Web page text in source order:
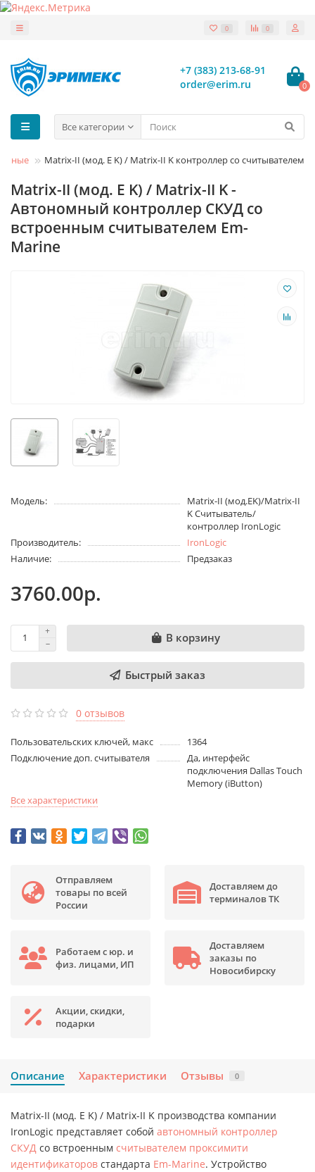
0 0
+7 (383) 213-68-91
order@erim.ru
0
Все категории
Matrix-II (мод. E K) / Matrix-II K контроллер со считывателем
Matrix-II (мод. E K) / Matrix-II K -
Автономный контроллер СКУД со
встроенным считывателем Em-
Marine
Модель:
Matrix-II (мод.EK)/Matrix-II
K Считыватель/
контроллер IronLogic
Производитель:
IronLogic
Наличие:
Предзаказ
3760.00р.
В корзину
Быстрый заказ
0 отзывов
Пользовательских ключей, макс
1364
Подключение доп. считывателя
Да, интерфейс
подключения Dallas Touch
Memory (iButton)
Все характеристики
Отправляем
товары по всей
России
Доставляем до
терминалов ТК
Работаем с юр. и
физ. лицами, ИП
Доставляем
заказы по
Новосибирску
Акции, скидки,
подарки
Описание Характеристики Отзывы 0
Matrix-II (мод. E K) / Matrix-II K производства компании
IronLogic представляет собой автономный контроллер
СКУД со встроенным считывателем проксимити
идентификаторов стандарта Em-Marine. Устройство